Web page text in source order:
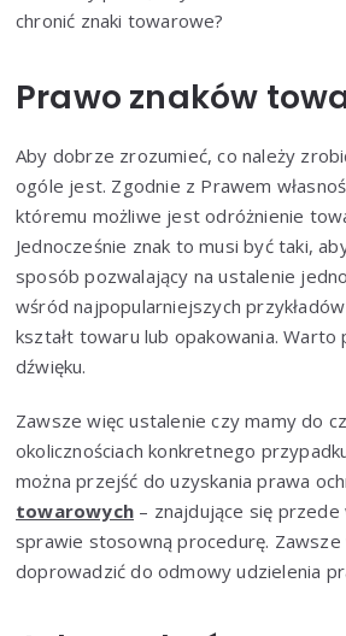
chronić znaki towarowe?
Prawo znaków
Aby dobrze zrozumieć, co należy
ogóle jest. Zgodnie z Prawem
któremu możliwe jest odróżnienie
Jednocześnie znak to musi być taki,
sposób pozwalający na ustalenie
wśród najpopularniejszych
kształt towaru lub opakowania. Warto
dźwięku.
Zawsze więc ustalenie czy mamy do
okolicznościach konkretnego
można przejść do uzyskania prawa
towarowych – znajdujące się
sprawie stosowną procedurę.
doprowadzić do odmowy udzielenia